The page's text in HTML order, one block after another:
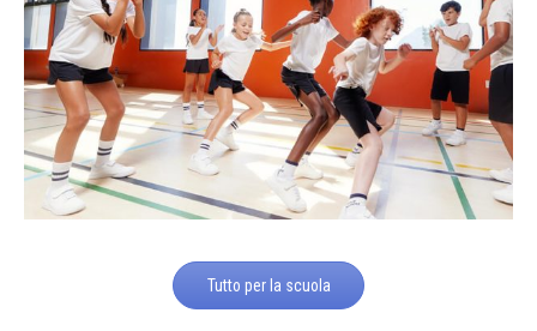
Tutto per la scuola